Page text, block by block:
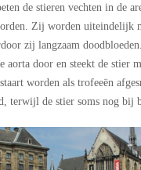
de stieren vechten in de
Zij worden uiteindelijk
zij langzaam
aorta door en steekt de stier
worden als trofeeën
terwijl de stier soms nog bij